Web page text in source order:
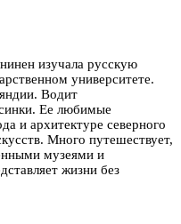
изучала русскую
университете.
Водит
Ее любимые
и архитектуре северного
Много путешествует,
музеями и
жизни без